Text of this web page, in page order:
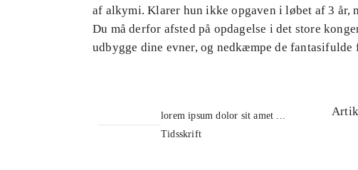
af alkymi. Klarer hun ikke opgaven i løbet af 3 år,
Du må derfor afsted på opdagelse i det store
udbygge dine evner, og nedkæmpe de fantasifulde
lorem ipsum dolor sit amet ...
Tidsskrift